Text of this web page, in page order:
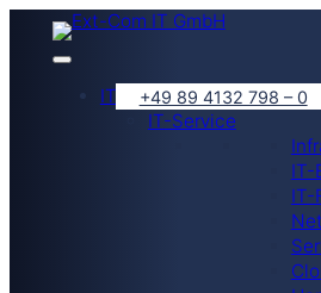
+49 89 4132 798 – 0
IT-Lösungen
IT-Service
IT-
IT-